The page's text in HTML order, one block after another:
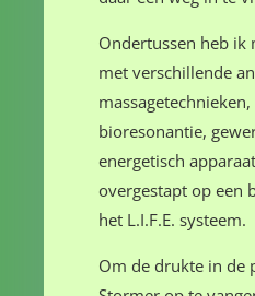
Ondertussen heb ik
met verschillende
bioresonantie,
energetisch
overgestapt op een
het L.I.F.E. systeem.
Om de drukte in de